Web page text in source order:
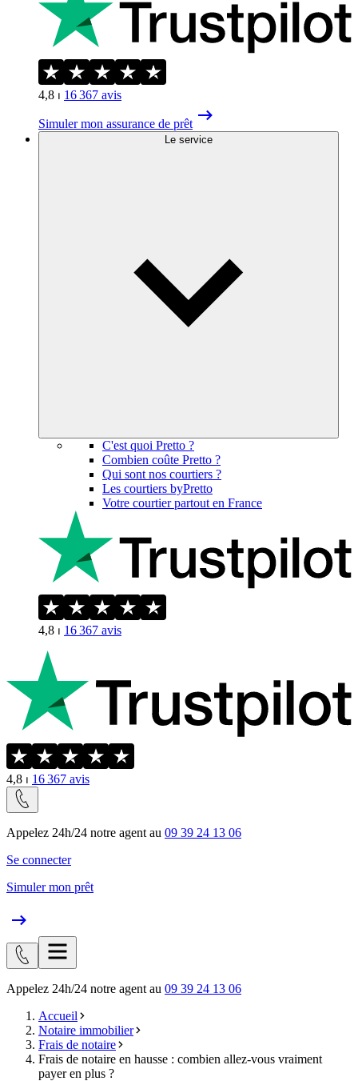
4,8 ⏐ 16 367 avis
Simuler mon assurance de prêt
Le service
C'est quoi Pretto ?
Combien coûte Pretto ?
Qui sont nos courtiers ?
Les courtiers byPretto
Votre courtier partout en France
4,8 ⏐ 16 367 avis
4,8 ⏐ 16 367 avis
Appelez 24h/24 notre agent au 09 39 24 13 06
Se connecter
Simuler mon prêt
Appelez 24h/24 notre agent au 09 39 24 13 06
Accueil
Notaire immobilier
Frais de notaire
Frais de notaire en hausse : combien allez-vous vraiment
payer en plus ?